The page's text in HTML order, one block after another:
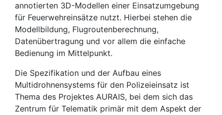
annotierten 3D-Modellen einer Einsatzumgebung
für Feuerwehreinsätze nutzt. Hierbei stehen die
Modellbildung, Flugroutenberechnung,
Datenübertragung und vor allem die einfache
Bedienung im Mittelpunkt.
Die Spezifikation und der Aufbau eines
Multidrohnensystems für den Polizeieinsatz ist
Thema des Projektes AURAIS, bei dem sich das
Zentrum für Telematik primär mit dem Aspekt der